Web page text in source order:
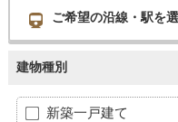
ご希望の沿線・駅を
建物種別
新築一戸建て